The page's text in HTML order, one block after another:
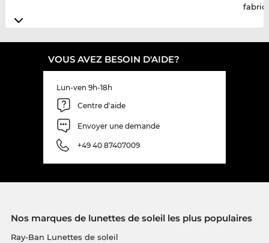
VOUS AVEZ BESOIN D'AIDE?
Lun-ven 9h-18h
Centre d'aide
Envoyer une demande
+49 40 87407009
Nos marques de lunettes de soleil les plus populaires
Ray-Ban Lunettes de soleil